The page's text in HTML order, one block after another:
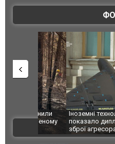
Іноземні технології
показало дипломатам
зброї агресора. ФОТО